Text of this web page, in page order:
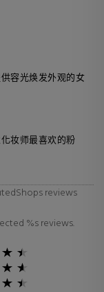
容光焕发外观的女
妆师最喜欢的粉
reviews
%s reviews.